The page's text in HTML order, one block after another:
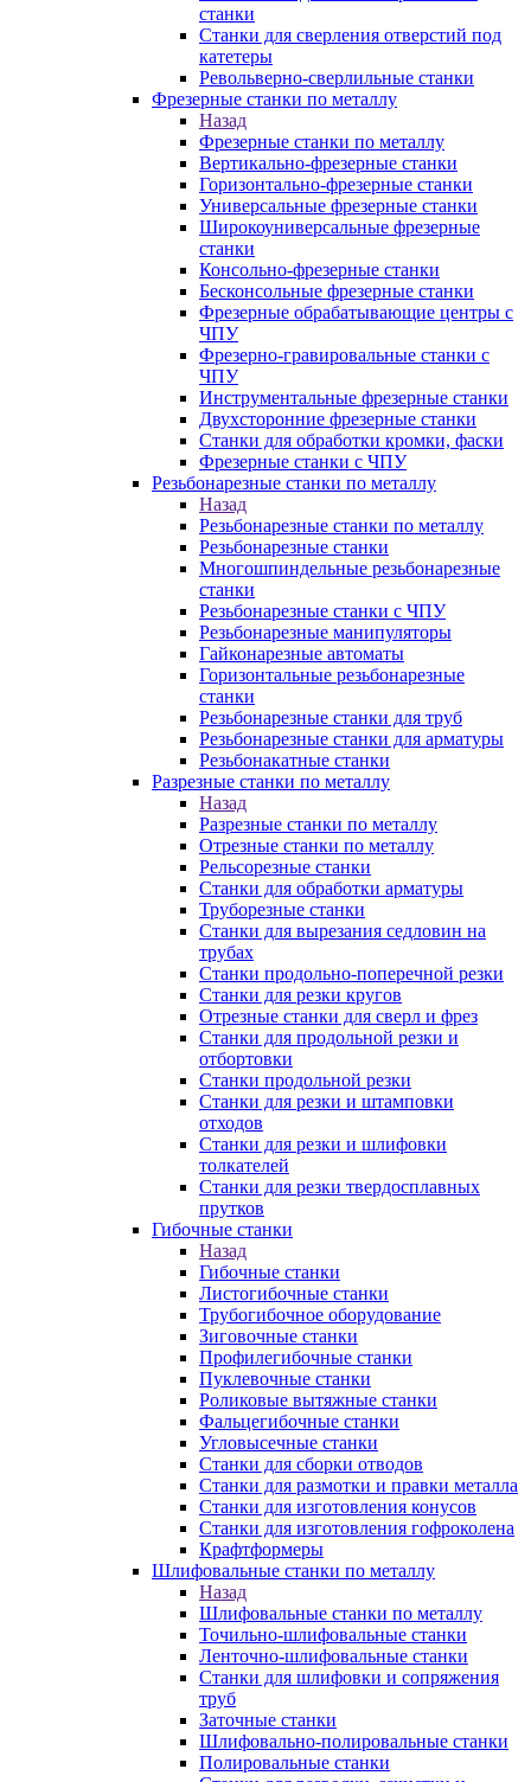
станки
Станки для сверления отверстий под
катетеры
Револьверно-сверлильные станки
Фрезерные станки по металлу
Назад
Фрезерные станки по металлу
Вертикально-фрезерные станки
Горизонтально-фрезерные станки
Универсальные фрезерные станки
Широкоуниверсальные фрезерные
станки
Консольно-фрезерные станки
Бесконсольные фрезерные станки
Фрезерные обрабатывающие центры с
ЧПУ
Фрезерно-гравировальные станки с
ЧПУ
Инструментальные фрезерные станки
Двухсторонние фрезерные станки
Станки для обработки кромки, фаски
Фрезерные станки с ЧПУ
Резьбонарезные станки по металлу
Назад
Резьбонарезные станки по металлу
Резьбонарезные станки
Многошпиндельные резьбонарезные
станки
Резьбонарезные станки с ЧПУ
Резьбонарезные манипуляторы
Гайконарезные автоматы
Горизонтальные резьбонарезные
станки
Резьбонарезные станки для труб
Резьбонарезные станки для арматуры
Резьбонакатные станки
Разрезные станки по металлу
Назад
Разрезные станки по металлу
Отрезные станки по металлу
Рельсорезные станки
Станки для обработки арматуры
Труборезные станки
Станки для вырезания седловин на
трубаx
Станки продольно-поперечной резки
Станки для резки кругов
Отрезные станки для сверл и фрез
Станки для продольной резки и
отбортовки
Станки продольной резки
Станки для резки и штамповки
отходов
Станки для резки и шлифовки
толкателей
Станки для резки твердосплавных
прутков
Гибочные станки
Назад
Гибочные станки
Листогибочные станки
Трубогибочное оборудование
Зиговочные станки
Профилегибочные станки
Пуклевочные станки
Роликовые вытяжные станки
Фальцегибочные станки
Угловысечные станки
Станки для сборки отводов
Станки для размотки и правки металла
Станки для изготовления конусов
Станки для изготовления гофроколена
Крафтформеры
Шлифовальные станки по металлу
Назад
Шлифовальные станки по металлу
Точильно-шлифовальные станки
Ленточно-шлифовальные станки
Станки для шлифовки и сопряжения
труб
Заточные станки
Шлифовально-полировальные станки
Полировальные станки